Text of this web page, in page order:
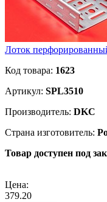
Лоток
Код товара: 1623
Артикул: SPL3510
Производитель: DKC
Страна изготовитель:
Товар доступен под
Цена:
379.20